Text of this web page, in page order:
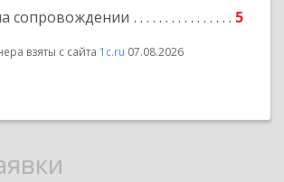
сопровождении
5
взяты с сайта 1c.ru 07.08.2026